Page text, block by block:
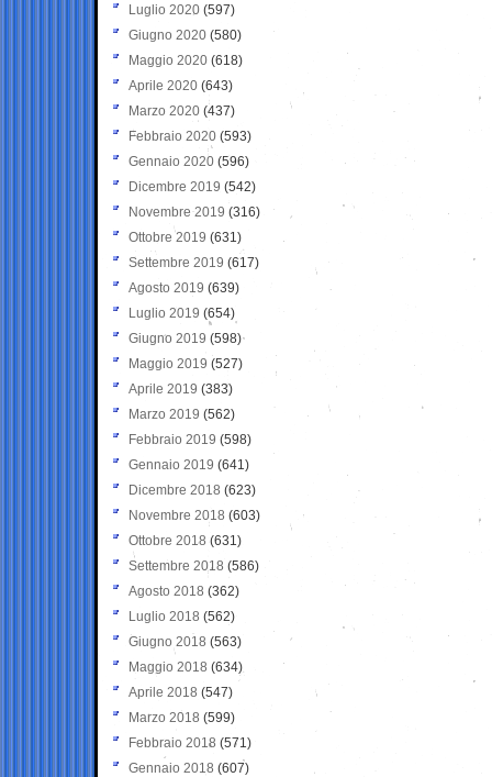
Luglio 2020 (597)
Giugno 2020 (580)
Maggio 2020 (618)
Aprile 2020 (643)
Marzo 2020 (437)
Febbraio 2020 (593)
Gennaio 2020 (596)
Dicembre 2019 (542)
Novembre 2019 (316)
Ottobre 2019 (631)
Settembre 2019 (617)
Agosto 2019 (639)
Luglio 2019 (654)
Giugno 2019 (598)
Maggio 2019 (527)
Aprile 2019 (383)
Marzo 2019 (562)
Febbraio 2019 (598)
Gennaio 2019 (641)
Dicembre 2018 (623)
Novembre 2018 (603)
Ottobre 2018 (631)
Settembre 2018 (586)
Agosto 2018 (362)
Luglio 2018 (562)
Giugno 2018 (563)
Maggio 2018 (634)
Aprile 2018 (547)
Marzo 2018 (599)
Febbraio 2018 (571)
Gennaio 2018 (607)